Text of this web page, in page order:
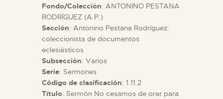
█
EL MUSEO
COLECCIONES
Fondo/Colección: ANTONINO PESTANA
RODRÍGUEZ (A.P.)
Sección: Antonino Pestana Rodríguez:
coleccionista de documentos
eclesiásticos
Subsección: Varios
Serie: Sermones
Código de clasificación: 1.11.2
Título: Sermón No cesamos de orar para